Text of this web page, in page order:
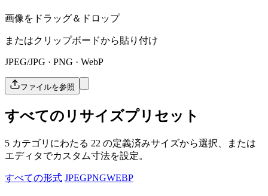
画像をドラッグ＆ドロップ
またはクリップボードから貼り付け
JPEG/JPG · PNG · WebP
ファイルを参照
すべてのリサイズプリセット
5 カテゴリにわたる 22 の定義済みサイズから選択、または
エディタでカスタム寸法を設定。
すべての形式 JPEGPNGWEBP